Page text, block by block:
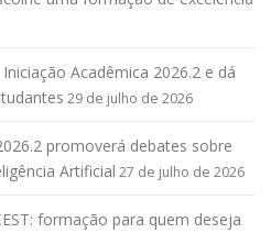
Acadêmica 2026.2 e dá
29 de julho de 2026
promoverá debates sobre
Artificial 27 de julho de 2026
formação para quem deseja